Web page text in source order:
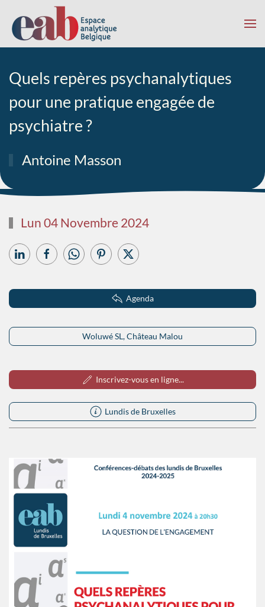
Accéder au contenu principal
Quels repères psychanalytiques
pour une pratique engagée de
psychiatre ?
Antoine Masson
Lun 04 Novembre 2024
Agenda
Woluwé SL, Château Malou
Inscrivez-vous en ligne...
Lundis de Bruxelles